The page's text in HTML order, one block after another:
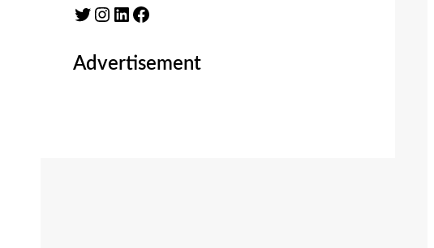
Twitter
Instagram LinkedIn Facebook
Advertisement